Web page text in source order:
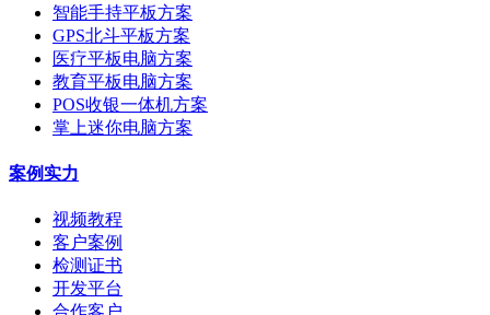
智能手持平板方案
GPS北斗平板方案
医疗平板电脑方案
教育平板电脑方案
POS收银一体机方案
掌上迷你电脑方案
案例实力
视频教程
客户案例
检测证书
开发平台
合作客户